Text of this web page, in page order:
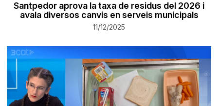
Santpedor aprova la taxa de residus del 2026 i
avala diversos canvis en serveis municipals
11/12/2025